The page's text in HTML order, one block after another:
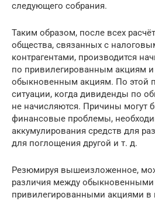
следующего собрания.
Таким образом, после всех
общества, связанных с
контрагентами, производится
по привилегированным акциям и
обыкновенным акциям. По этой
ситуации, когда дивиденды по
не начисляются. Причины могут
финансовые проблемы,
аккумулирования средств для
для поглощения другой и т. д.
Резюмируя вышеизложенное,
различия между обыкновенными
привилегированными акциями в